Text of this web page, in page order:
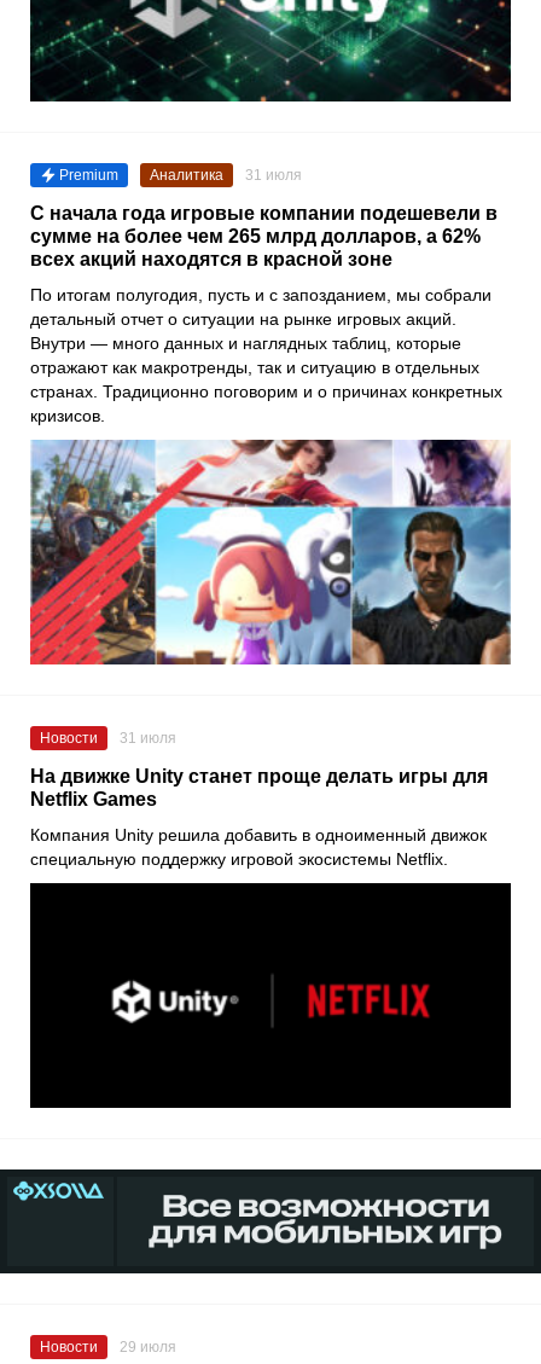
Premium Аналитика 31 июля
С начала года игровые компании подешевели в
сумме на более чем 265 млрд долларов, а 62%
всех акций находятся в красной зоне
По итогам полугодия, пусть и с запозданием, мы собрали
детальный отчет о ситуации на рынке игровых акций.
Внутри — много данных и наглядных таблиц, которые
отражают как макротренды, так и ситуацию в отдельных
странах. Традиционно поговорим и о причинах конкретных
кризисов.
Новости 31 июля
На движке Unity станет проще делать игры для
Netflix Games
Компания Unity решила добавить в одноименный движок
специальную поддержку игровой экосистемы Netflix.
Новости 29 июля